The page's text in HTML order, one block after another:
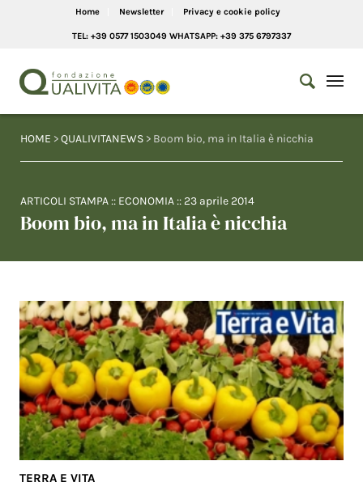
Home Newsletter Privacy e cookie policy
TEL: +39 0577 1503049 WHATSAPP: +39 375 6797337
HOME >QUALIVITANEWS > Boom bio, ma in Italia è nicchia
ARTICOLI STAMPA :: ECONOMIA :: 23 aprile 2014
Boom bio, ma in Italia è nicchia
TERRA E VITA